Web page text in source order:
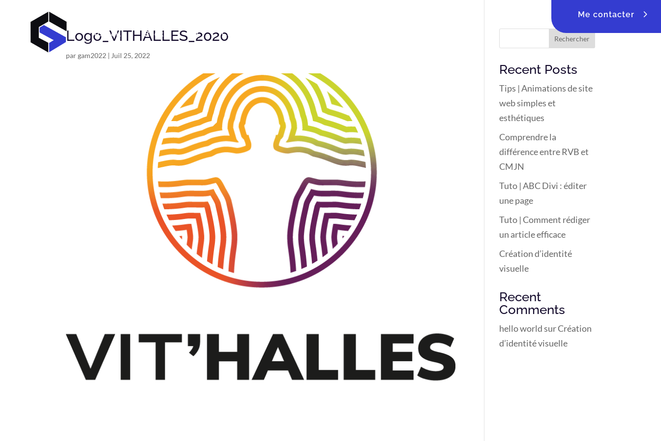
Accueil Book C V Contact
Me contacter
Logo_VITHALLES_2020
pargam2022 | Juil 25, 2022
Rechercher
Recent Posts
Tips | Animations de site
web simples et
esthétiques
Comprendre la
différence entre RVB et
CMJN
Tuto | ABC Divi : éditer
une page
Tuto | Comment rédiger
un article efficace
Création d’identité
visuelle
Recent
Comments
hello worldsurCréation
d’identité visuelle